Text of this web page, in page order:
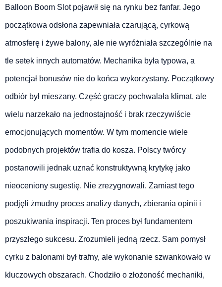
Balloon Boom Slot pojawił się na rynku bez fanfar. Jego
początkowa odsłona zapewniała czarującą, cyrkową
atmosferę i żywe balony, ale nie wyróżniała szczególnie na
tle setek innych automatów. Mechanika była typowa, a
potencjał bonusów nie do końca wykorzystany. Początkowy
odbiór był mieszany. Część graczy pochwalała klimat, ale
wielu narzekało na jednostajność i brak rzeczywiście
emocjonujących momentów. W tym momencie wiele
podobnych projektów trafia do kosza. Polscy twórcy
postanowili jednak uznać konstruktywną krytykę jako
nieoceniony sugestię. Nie zrezygnowali. Zamiast tego
podjęli żmudny proces analizy danych, zbierania opinii i
poszukiwania inspiracji. Ten proces był fundamentem
przyszłego sukcesu. Zrozumieli jedną rzecz. Sam pomysł
cyrku z balonami był trafny, ale wykonanie szwankowało w
kluczowych obszarach. Chodziło o złożoność mechaniki,